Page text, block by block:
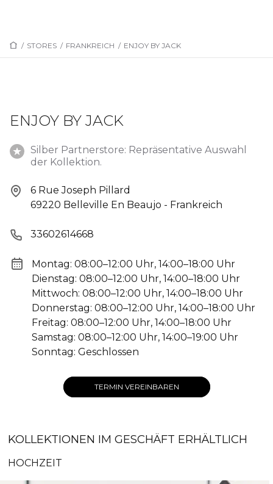
/ STORES / FRANKREICH / ENJOY BY JACK
ENJOY BY JACK
Silber Partnerstore: Repräsentative Auswahl
der Kollektion.
6 Rue Joseph Pillard
69220 Belleville En Beaujo - Frankreich
33602614668
Montag: 08:00–12:00 Uhr, 14:00–18:00 Uhr
Dienstag: 08:00–12:00 Uhr, 14:00–18:00 Uhr
Mittwoch: 08:00–12:00 Uhr, 14:00–18:00 Uhr
Donnerstag: 08:00–12:00 Uhr, 14:00–18:00 Uhr
Freitag: 08:00–12:00 Uhr, 14:00–18:00 Uhr
Samstag: 08:00–12:00 Uhr, 14:00–19:00 Uhr
Sonntag: Geschlossen
TERMIN VEREINBAREN
KOLLEKTIONEN IM GESCHÄFT ERHÄLTLICH
HOCHZEIT